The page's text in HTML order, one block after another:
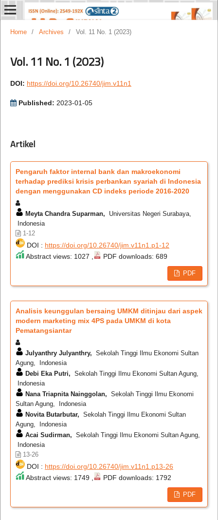
Home / Archives / Vol. 11 No. 1 (2023)
Vol. 11 No. 1 (2023)
DOI: https://doi.org/10.26740/jim.v11n1
Published: 2023-01-05
Artikel
Pengaruh faktor internal bank dan makroekonomi
terhadap prediksi krisis perbankan syariah di Indonesia
dengan menggunakan CD indeks periode 2016-2020
Meyta Chandra Suparman, Universitas Negeri Surabaya,
Indonesia
1-12
DOI : https://doi.org/10.26740/jim.v11n1.p1-12
Abstract views: 1027 ,
PDF downloads: 689
PDF
Analisis keunggulan bersaing UMKM ditinjau dari aspek
modern marketing mix 4PS pada UMKM di kota
Pematangsiantar
Julyanthry Julyanthry, Sekolah Tinggi Ilmu Ekonomi Sultan
Agung, Indonesia
Debi Eka Putri, Sekolah Tinggi Ilmu Ekonomi Sultan Agung,
Indonesia
Nana Triapnita Nainggolan, Sekolah Tinggi Ilmu Ekonomi
Sultan Agung, Indonesia
Novita Butarbutar, Sekolah Tinggi Ilmu Ekonomi Sultan
Agung, Indonesia
Acai Sudirman, Sekolah Tinggi Ilmu Ekonomi Sultan Agung,
Indonesia
13-26
DOI : https://doi.org/10.26740/jim.v11n1.p13-26
Abstract views: 1749 ,
PDF downloads: 1792
PDF